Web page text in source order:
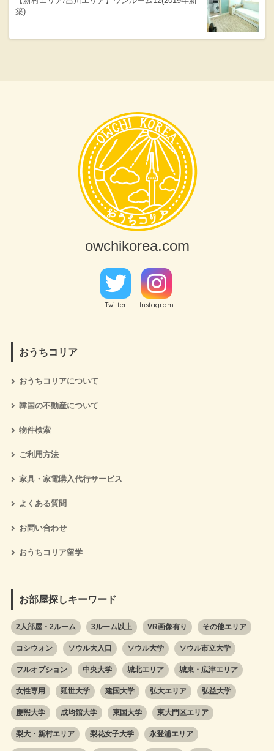
築)
owchikorea.com
Twitter Instagram
おうちコリア
おうちコリアについて
韓国の不動産について
物件検索
ご利用方法
家具・家電購入代行サービス
よくある質問
お問い合わせ
おうちコリア留学
お部屋探しキーワード
2人部屋・2ルーム 3ルーム以上 VR画像有り その他エリア
コシウォン ソウル大入口 ソウル大学 ソウル市立大学
フルオプション 中央大学 城北エリア 城東・広津エリア
女性専用 延世大学 建国大学 弘大エリア 弘益大学
慶煕大学 成均館大学 東国大学 東大門区エリア
梨大・新村エリア 梨花女子大学 永登浦エリア